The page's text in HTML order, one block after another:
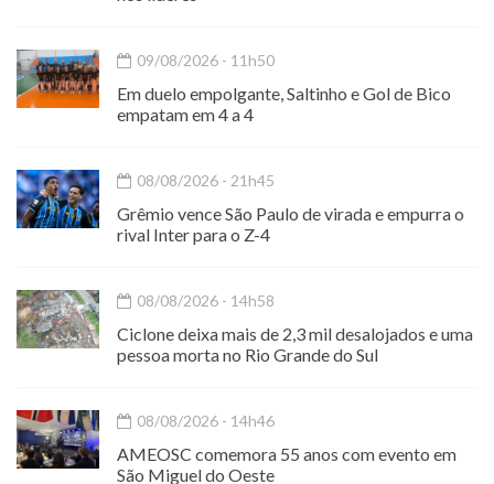
09/08/2026 - 11h50
Em duelo empolgante, Saltinho e Gol de Bico
empatam em 4 a 4
08/08/2026 - 21h45
Grêmio vence São Paulo de virada e empurra o
rival Inter para o Z-4
08/08/2026 - 14h58
Ciclone deixa mais de 2,3 mil desalojados e uma
pessoa morta no Rio Grande do Sul
08/08/2026 - 14h46
AMEOSC comemora 55 anos com evento em
São Miguel do Oeste